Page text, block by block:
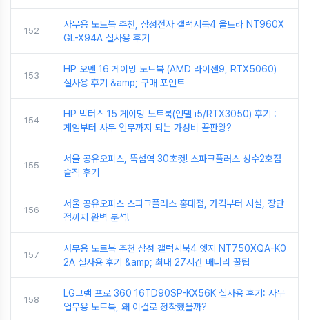
152
사무용 노트북 추천, 삼성전자 갤럭시북4 울트라 NT960X
GL-X94A 실사용 후기
153
HP 오멘 16 게이밍 노트북 (AMD 라이젠9, RTX5060)
실사용 후기 &amp; 구매 포인트
154
HP 빅터스 15 게이밍 노트북(인텔 i5/RTX3050) 후기 :
게임부터 사무 업무까지 되는 가성비 끝판왕?
155
서울 공유오피스, 뚝섬역 30초컷! 스파크플러스 성수2호점
솔직 후기
156
서울 공유오피스 스파크플러스 홍대점, 가격부터 시설, 장단
점까지 완벽 분석!
157
사무용 노트북 추천 삼성 갤럭시북4 엣지 NT750XQA-K0
2A 실사용 후기 &amp; 최대 27시간 배터리 꿀팁
158
LG그램 프로 360 16TD90SP-KX56K 실사용 후기: 사무
업무용 노트북, 왜 이걸로 정착했을까?